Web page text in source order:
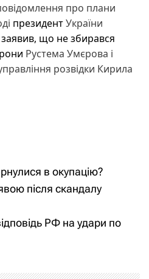
про плани
президентУкраїни
що не збирався
Рустема Умєрова і
розвідки Кирила
в окупацію?
після скандалу
РФ на удари по